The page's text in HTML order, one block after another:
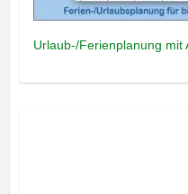
Urlaub-/Ferienplanung mit